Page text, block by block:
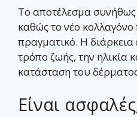
Το αποτέλεσμα συνήθως
καθώς το νέο κολλαγόνο
πραγματικό. Η διάρκεια
τρόπο ζωής, την ηλικία
κατάσταση του
Είναι